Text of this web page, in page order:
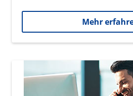
Mehr